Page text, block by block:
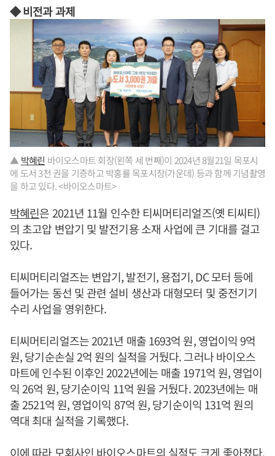
◆ 비전과 과제
▲ 박혜린 바이오스마트 회장(왼쪽 세 번째)이 2024년 8월21일 목포시
에 도서 3천 권을 기증하고 박홍률 목포시장(가운데) 등과 함께 기념촬영
을 하고 있다. <바이오스마트>
박혜린은 2021년 11월 인수한 티씨머티리얼즈(옛 티씨티)
의 초고압 변압기 및 발전기용 소재 사업에 큰 기대를 걸고
있다.
티씨머티리얼즈는 변압기, 발전기, 용접기, DC 모터 등에
들어가는 동선 및 관련 설비 생산과 대형모터 및 중전기기
수리 사업을 영위한다.
티씨머티리얼즈는 2021년 매출 1693억 원, 영업이익 9억
원, 당기순손실 2억 원의 실적을 거뒀다. 그러나 바이오스
마트에 인수된 이후인 2022년에는 매출 1971억 원, 영업이
익 26억 원, 당기순이익 11억 원을 거뒀다. 2023년에는 매
출 2521억 원, 영업이익 87억 원, 당기순이익 131억 원의
역대 최대 실적을 기록했다.
이에 따라 모회사인 바이오스마트의 실적도 크게 좋아졌다.